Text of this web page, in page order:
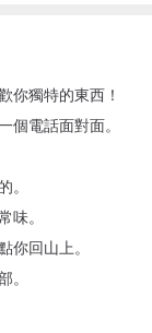
你獨特的東西！
個電話面對面。
。
味。
你回山上。
。